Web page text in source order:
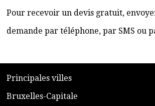
Pour recevoir un devis gratuit,
demande par téléphone, par SMS ou
​Principales villes
​Bruxelles-Capitale